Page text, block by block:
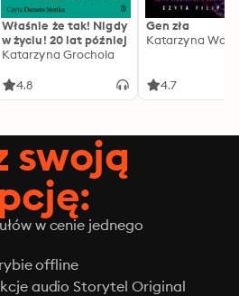
Właśnie że tak! Nigdy
w życiu! 20 lat później
Katarzyna Grochola
4.8
Gen zła
Katarzyna
4.7
swoją
w cenie jednego
offline
audio Storytel Original